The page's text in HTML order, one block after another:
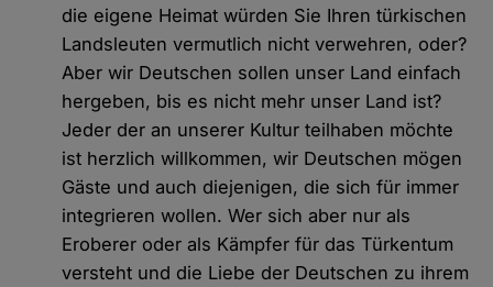
die eigene Heimat würden Sie Ihren türkischen
Landsleuten vermutlich nicht verwehren, oder?
Aber wir Deutschen sollen unser Land einfach
hergeben, bis es nicht mehr unser Land ist?
Jeder der an unserer Kultur teilhaben möchte
ist herzlich willkommen, wir Deutschen mögen
Gäste und auch diejenigen, die sich für immer
integrieren wollen. Wer sich aber nur als
Eroberer oder als Kämpfer für das Türkentum
versteht und die Liebe der Deutschen zu ihrem